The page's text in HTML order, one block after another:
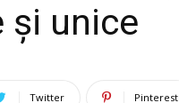
și unice
Twitter Pinterest